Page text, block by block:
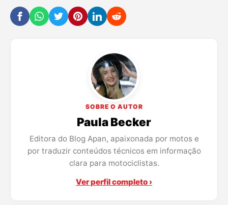
SOBRE O AUTOR
Paula Becker
Editora do Blog Apan, apaixonada por motos e
por traduzir conteúdos técnicos em informação
clara para motociclistas.
Ver perfil completo ›